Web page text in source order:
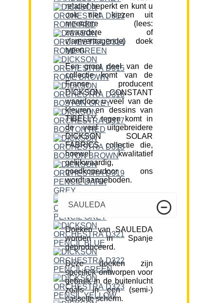
relatief beperkt en kunt u
ook niet kiezen uit
meerdere (lees:
zwaardere of
vlamvertragende) doek
typen.
Een groot deel van de
collectie komt van de
Franse producent
DICKSON CONSTANT
waardoor u veel van de
kleuren en dessins van
TIBELLY tegen komt in
de veel uitgebreidere
DICKSON SOLAR
FABRICS collectie die,
hoewel kwalitatief
gelijkwaardig,
goedkoperdoor ons
wordt aangeboden.
SAULEDA
Doeken van SAULEDA
worden in Spanje
geproduceerd.
Deze doeken zijn
specifiek ontworpen voor
gebruik in de buitenlucht
zoals in een (semi-)
cassette scherm.